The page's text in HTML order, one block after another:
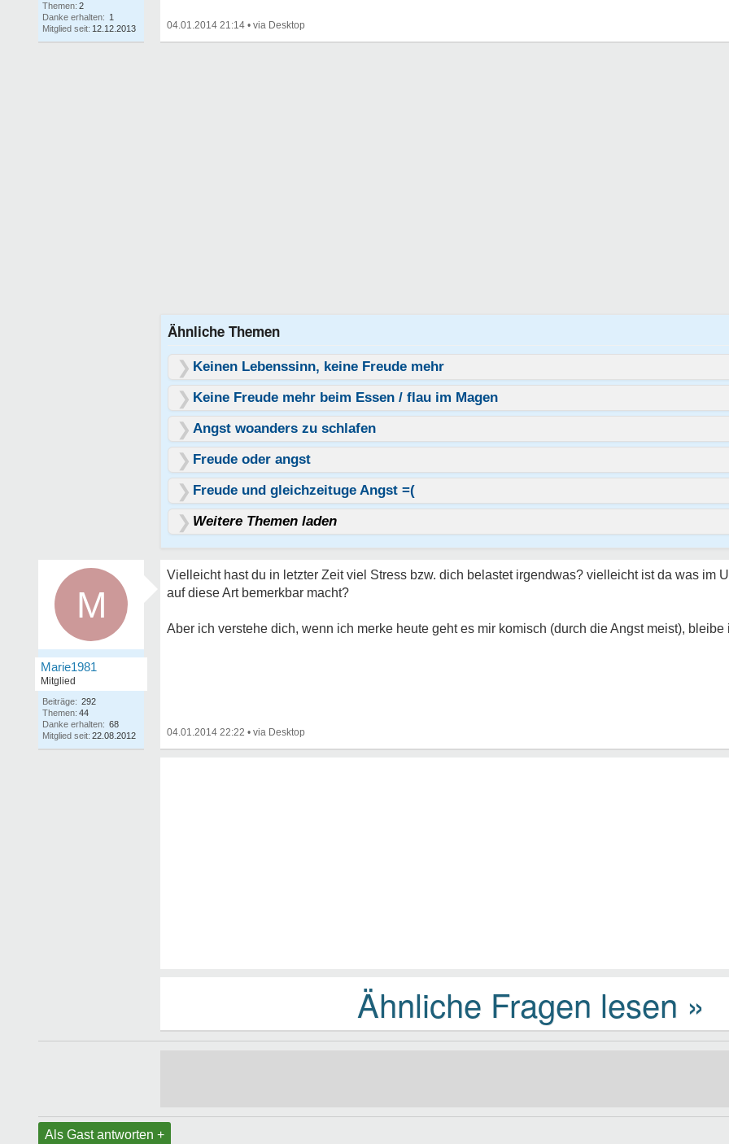
Themen: 2
Danke erhalten: 1
Mitglied seit: 12.12.2013 04.01.2014 21:14 •
Ähnliche Themen
Keinen Lebenssinn, keine Freude mehr
Keine Freude mehr beim Essen / flau im Magen
Angst woanders zu schlafen
Freude oder angst
Freude und gleichzeituge Angst =(
Weitere Themen laden
M
Marie1981
Mitglied
Beiträge: 292
Themen: 44
Danke erhalten: 68
Mitglied seit: 22.08.2012
Vielleicht hast du in letzter Zeit viel Stress bzw. dich belastet irgendwas? vielleicht ist da was im
auf diese Art bemerkbar macht?
Aber ich verstehe dich, wenn ich merke heute geht es mir komisch (durch die Angst meist),
04.01.2014 22:22 •
Als Gast antworten +